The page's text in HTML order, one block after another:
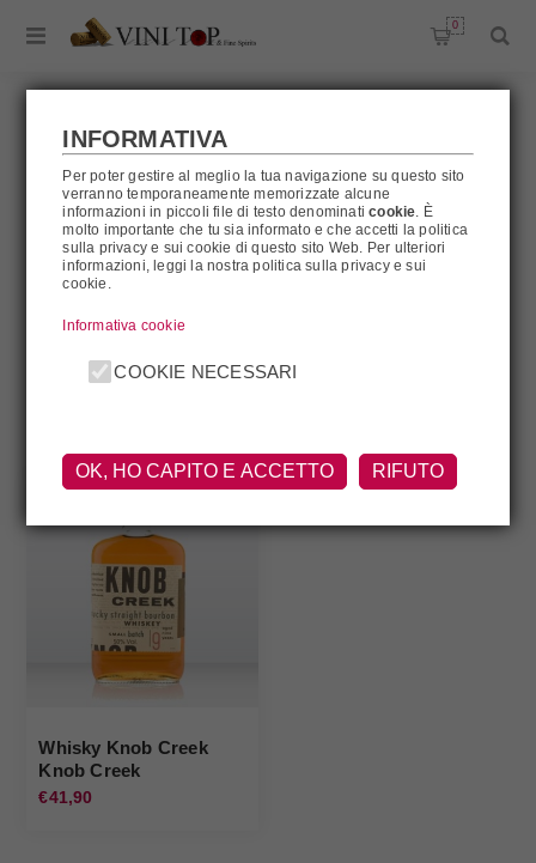
0
KNOB CREEK
Whisky Knob Creek
Knob Creek
€41,90
INFORMATIVA
Per poter gestire al meglio la tua navigazione su questo sito
verranno temporaneamente memorizzate alcune
informazioni in piccoli file di testo denominaticookie. È
molto importante che tu sia informato e che accetti la politica
sulla privacy e sui cookie di questo sito Web. Per ulteriori
informazioni, leggi la nostra politica sulla privacy e sui
cookie.
Informativa cookie
COOKIE NECESSARI
OK, HO CAPITO E ACCETTO RIFUTO